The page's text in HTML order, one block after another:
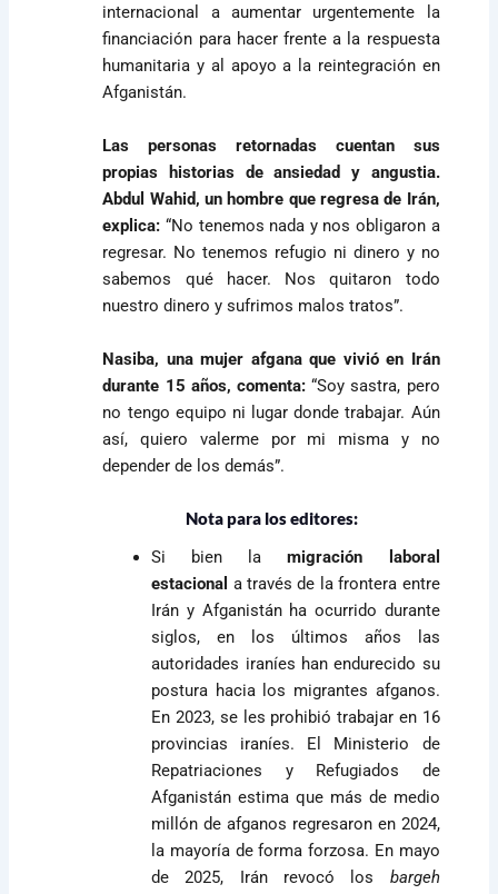
internacional a aumentar urgentemente la
financiación para hacer frente a la respuesta
humanitaria y al apoyo a la reintegración en
Afganistán.
Las personas retornadas cuentan sus
propias historias de ansiedad y angustia.
Abdul Wahid, un hombre que regresa de Irán,
explica: “No tenemos nada y nos obligaron a
regresar. No tenemos refugio ni dinero y no
sabemos qué hacer. Nos quitaron todo
nuestro dinero y sufrimos malos tratos”.
Nasiba, una mujer afgana que vivió en Irán
durante 15 años, comenta:“Soy sastra, pero
no tengo equipo ni lugar donde trabajar. Aún
así, quiero valerme por mi misma y no
depender de los demás”.
Nota para los editores:
Si bien lamigración laboral
estacional a través de la frontera entre
Irán y Afganistán ha ocurrido durante
siglos, en los últimos años las
autoridades iraníes han endurecido su
postura hacia los migrantes afganos.
En 2023, se les prohibió trabajar en 16
provincias iraníes. El Ministerio de
Repatriaciones y Refugiados de
Afganistán estima que más de medio
millón de afganos regresaron en 2024,
la mayoría de forma forzosa. En mayo
de 2025, Irán revocó los bargeh